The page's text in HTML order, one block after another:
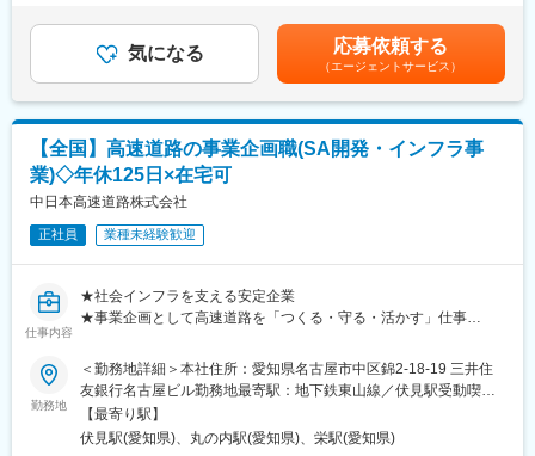
中途入社者も多数在籍しており、ゼネコン出身者やコンサル、公
務員など多様なバックグラウンドのメンバーが活躍しています。
入社後はOJTや各種研修を通じて知識を習得し、早期に主担当と
して案件をリードしていただくことを期待しています。
■キャリアパス
ジョブローテーションにより、保全・建設・技術開発など複数領
域を経験可能。土木技術者としての専門性を高めながら、将来的
にはプロジェクトマネージャーや組織マネジメントへのステップ
変更の範囲：会社の定める業務
ズが拡大しており、今後も安定して高速道路を支え続けるための
体制強化に伴う増員募集です。
画立案から設計・工事発注・進捗管理までを一貫して担当しま
す。実作業ではなく、協力会社やメーカーをマネジメントする立
場です。
■業務詳細
以下のような案件に幅広く携わります。
・高速道路建設に伴う設備設計、関係各所との調整、工事進捗管
・ETC設備や情報板、受配電設備などの点検・更新計画策定
・トンネル非常設備や換気設備の保全・運用改善
・物流拠点など新規事業における設備導入検討
■職務の特徴／魅力
施工会社での経験をお持ちの方であれば「発注者側」として上流
＋手当＋賞与年収720万円／31歳 経験2年／月給38万円＋手当+賞
与年収770万円／34歳 経験2年／月給41万円＋手当＋賞与賃金は
あくまでも目安の金額であり、選考を通じて上下する可能性があ
ります。月給(月額)は固定手当を含めた表記です。
気になる 応募依頼する
（エージェントサービス）
【全国】高速道路の事業企画職(SA開発・インフラ事
業)◇年休125日×在宅可
中日本高速道路株式会社
正社員 業種未経験歓迎
仕事内容
★社会インフラを支える安定企業
★事業企画として高速道路を「つくる・守る・活かす」仕事
★営業／不動産／企画など異業界経験が活かせる環境
■募集背景／応募者へのメッセージ
高速道路の老朽化対策や渋滞解消、スマートICの整備など、当社
では今後も大規模なプロジェクトが控えています。社会インフラ
勤務地
＜勤務地詳細＞本社住所：愛知県名古屋市中区錦2-18-19 三井住
友銀行名古屋ビル勤務地最寄駅：地下鉄東山線／伏見駅受動喫煙
対策：敷地内喫煙可能場所あり変更の範囲：会社の定める事業所
（リモートワーク含む）
【最寄り駅】
伏見駅(愛知県)、丸の内駅(愛知県)、栄駅(愛知県)